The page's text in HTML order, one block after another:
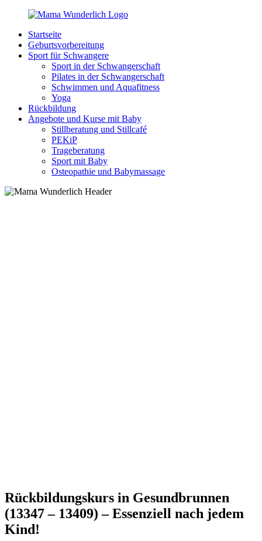
Zurück
Inhalt
MamaWunderlich.de
Mutti
sein
wunderbar!
Startseite
Geburtsvorbereitung
Sport für Schwangere
Sport in der Schwangerschaft
Pilates in der Schwangerschaft
Schwimmen und Aquafitness
Yoga
Rückbildung
Angebote und Kurse mit Baby
Stillberatung und Stillcafé
PEKiP
Trageberatung
Sport mit Baby
Osteopathie und Babymassage
Rückbildungskurs in Gesundbrunnen
(13347 – 13409) – Essenziell nach jedem
Kind!